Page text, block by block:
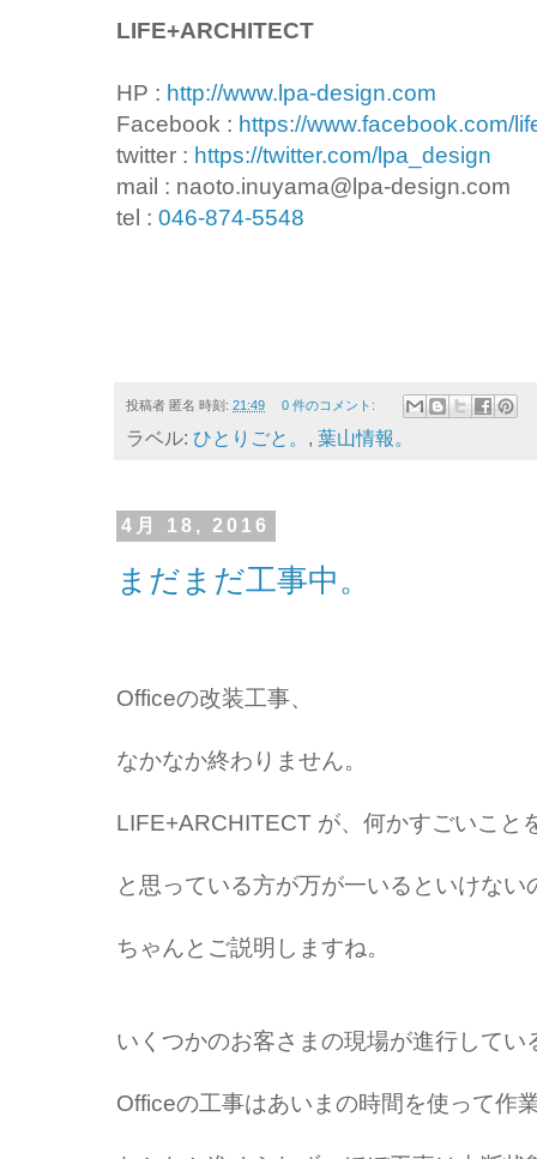
LIFE+ARCHITECT
HP : http://www.lpa-design.com
Facebook : https://www.facebook.com/
twitter : https://twitter.com/lpa_design
mail : naoto.inuyama@lpa-design.com
tel : 046-874-5548
投稿者 匿名 時刻: 21:49 0 件のコメント:
ラベル: ひとりごと。 , 葉山情報。
4月 18, 2016
まだまだ工事中。
Officeの改装工事、
なかなか終わりません。
LIFE+ARCHITECT が、何かすごいこ
と思っている方が万が一いるといけない
ちゃんとご説明しますね。
いくつかのお客さまの現場が進行してい
Officeの工事はあいまの時間を使って作